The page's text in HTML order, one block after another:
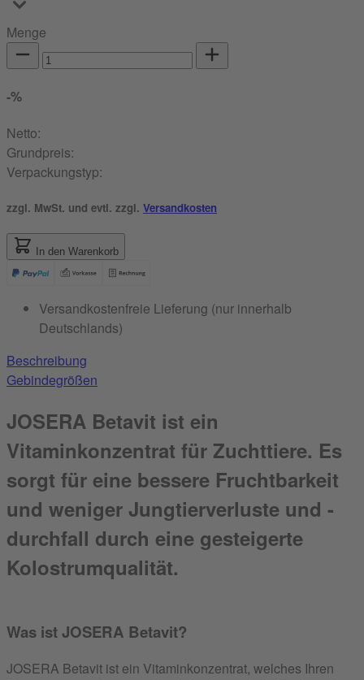
Menge
-%
Netto:
Grundpreis:
Verpackungstyp:
zzgl. MwSt. und evtl. zzgl. Versandkosten
In den Warenkorb
Versandkostenfreie Lieferung (nur innerhalb
Deutschlands)
Beschreibung
Gebindegrößen
JOSERA Betavit ist ein
Vitaminkonzentrat für Zuchttiere. Es
sorgt für eine bessere Fruchtbarkeit
und weniger Jungtierverluste und -
durchfall durch eine gesteigerte
Kolostrumqualität.
Was ist JOSERA Betavit?
JOSERA Betavit ist ein Vitaminkonzentrat, welches Ihren